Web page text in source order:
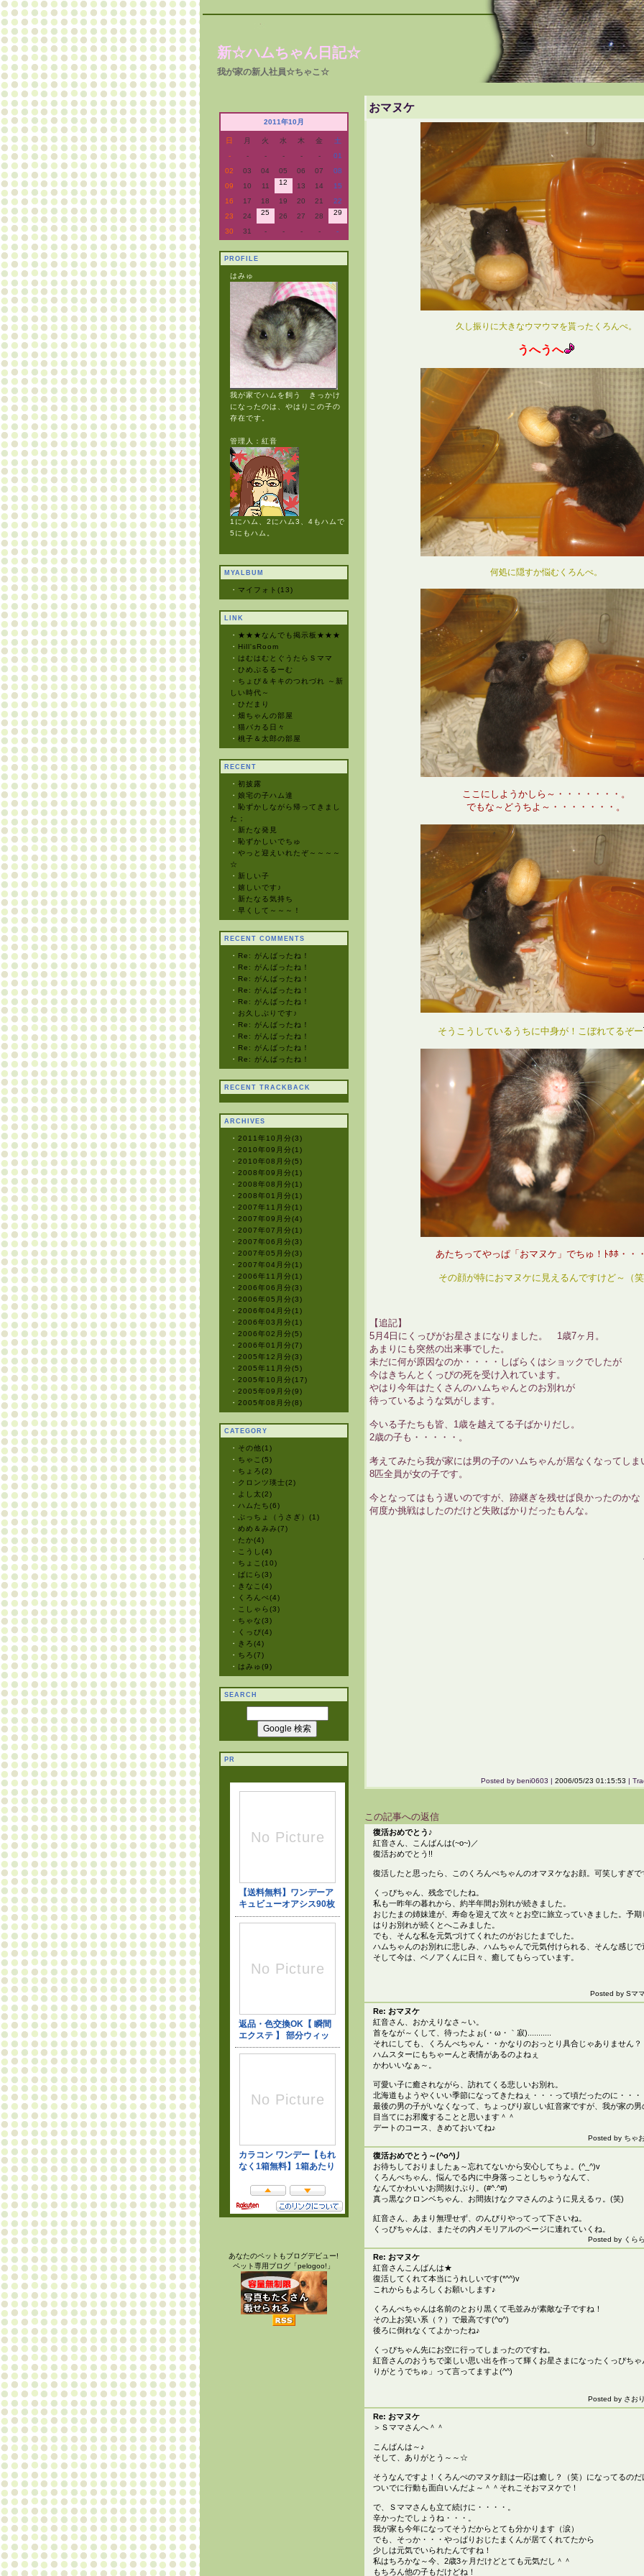
新☆ハムちゃん日記☆
我が家の新人社員☆ちゃこ☆
2011年10月
日 月 火 水 木 金
土
-
- - - - -
01
02
03 04 05 06 07
08
09
10 11 12 13 14
15
16
17 18 19 20 21
22
23
24 25 26 27 28 29
30 31 - - - - -
PROFILE
はみゅ
我が家でハムを飼う きっかけ
になったのは、やはりこの子の
存在です。
管理人：紅音
1にハム、2にハム3、4もハムで
5にもハム。
MYALBUM
・ マイフォト(13)
LINK
・ ★★★なんでも掲示板★★★
・ Hill'sRoom
・ はむはむとぐうたらＳママ
・ ひめぷるるーむ
・ ちょび＆キキのつれづれ ～新
しい時代～
・ ひだまり
・ 畑ちゃんの部屋
・ 猫バカる日々
・ 桃子＆太郎の部屋
RECENT
・ 初披露
・ 娘宅の子ハム達
・ 恥ずかしながら帰ってきまし
た；
・ 新たな発見
・ 恥ずかしいでちゅ
・ やっと迎えいれたぞ～～～～
☆
・ 新しい子
・ 嬉しいです♪
・ 新たなる気持ち
・ 早くして～～～！
RECENT COMMENTS
・ Re: がんばったね！
・ Re: がんばったね！
・ Re: がんばったね！
・ Re: がんばったね！
・ Re: がんばったね！
・ お久しぶりです♪
・ Re: がんばったね！
・ Re: がんばったね！
・ Re: がんばったね！
・ Re: がんばったね！
RECENT TRACKBACK
ARCHIVES
・ 2011年10月分(3)
・ 2010年09月分(1)
・ 2010年08月分(5)
・ 2008年09月分(1)
・ 2008年08月分(1)
・ 2008年01月分(1)
・ 2007年11月分(1)
・ 2007年09月分(4)
・ 2007年07月分(1)
・ 2007年06月分(3)
・ 2007年05月分(3)
・ 2007年04月分(1)
・ 2006年11月分(1)
・ 2006年06月分(3)
・ 2006年05月分(3)
・ 2006年04月分(1)
・ 2006年03月分(1)
・ 2006年02月分(5)
・ 2006年01月分(7)
・ 2005年12月分(3)
・ 2005年11月分(5)
・ 2005年10月分(17)
・ 2005年09月分(9)
・ 2005年08月分(8)
CATEGORY
・ その他(1)
・ ちゃこ(5)
・ ちょろ(2)
・ クロンツ瑛士(2)
・
よし太(2)
・ ハムたち(6)
・
ぶっちょ（うさぎ）(1)
・ めめ＆みみ(7)
・ たか(4)
・
こうし(4)
・ ちょこ(10)
・ ばにら(3)
・
きなこ(4)
・
くろんぺ(4)
・
こしゃら(3)
・ ちゃな(3)
・
くっぴ(4)
・
きろ(4)
・ ちろ(7)
・ はみゅ(9)
SEARCH
PR
あなたのペットもブログデビュー!
ペット専用ブログ「pelogoo!」
おマヌケ
久し振りに大きなウマウマを貰ったくろんぺ。
うへうへ
何処に隠すか悩むくろんぺ。
ここにしようかしら～・・・・・・・。
でもな～どうちよ～・・・・・・・。
そうこうしているうちに中身が！こぼれてるぞー
あたちってやっぱ「おマヌケ」でちゅ！ﾄﾎﾎ・・
その顔が特におマヌケに見えるんですけど～（
【追記】
5月4日にくっぴがお星さまになりました。 1歳7ヶ月。
あまりにも突然の出来事でした。
未だに何が原因なのか・・・・しばらくはショックでしたが
今はきちんとくっぴの死を受け入れています。
やはり今年はたくさんのハムちゃんとのお別れが
待っているような気がします。
今いる子たちも皆、1歳を越えてる子ばかりだし。
2歳の子も・・・・・。
考えてみたら我が家には男の子のハムちゃんが居なくなってしま
8匹全員が女の子です。
今となってはもう遅いのですが、跡継ぎを残せば良かったのかな
何度か挑戦はしたのだけど失敗ばかりだったもんな。
Posted by beni0603 | 2006/05/23 01:15:53 |
この記事への返信
復活おめでとう♪
紅音さん、こんばんは(~o~)／
復活おめでとう!!
復活したと思ったら、このくろんぺちゃんのオマヌケなお顔。可笑しすぎ
くっぴちゃん、残念でしたね。
私も一昨年の暮れから、約半年間お別れが続きました。
おじたまの姉妹達が、寿命を迎えて次々とお空に旅立っていきました。予
はりお別れが続くとへこみました。
でも、そんな私を元気づけてくれたのがおじたまでした。
ハムちゃんのお別れに悲しみ、ハムちゃんで元気付けられる、そんな感じ
そして今は、ベノアくんに日々、癒してもらっています。
Posted by Sマ
Re: おマヌケ
紅音さん、おかえりなさ～い。
首をなが～くして、待ったよぉ(・ω・｀寂)...........
それにしても、くろんべちゃん・・かなりのおっとり具合じゃありません？
ハムスターにもちゃーんと表情があるのよねぇ
かわいいなぁ～。
可愛い子に癒されながら、訪れてくる悲しいお別れ。
北海道もようやくいい季節になってきたねぇ・・・って頃だったのに・・・
最後の男の子がいなくなって、ちょっぴり寂しい紅音家ですが、我が家の
目当てにお邪魔することと思います＾＾
デートのコース、きめておいてね♪
Posted by ちゃ
復活おめでとう～(^o^)丿
お待ちしておりましたぁ～忘れてないから安心してちょ。(^_^)v
くろんべちゃん、悩んでる内に中身落っことしちゃうなんて、
なんてかわいいお間抜けぶり。(#^.^#)
真っ黒なクロンベちゃん、お間抜けなクマさんのように見えるヮ。(笑)
紅音さん、あまり無理せず、のんびりやってって下さいね。
くっぴちゃんは、またその内メモリアルのページに連れていくね。
Posted by くら
Re: おマヌケ
紅音さんこんばんは★
復活してくれて本当にうれしいです(*^^)v
これからもよろしくお願いします♪
くろんぺちゃんは名前のとおり黒くて毛並みが素敵な子ですね！
その上お笑い系（？）で最高です(^o^)
後ろに倒れなくてよかったね♪
くっぴちゃん先にお空に行ってしまったのですね。
紅音さんのおうちで楽しい思い出を作って輝くお星さまになったくっぴち
りがとうでちゅ」って言ってますよ(^^)
Posted by さお
Re: おマヌケ
＞Ｓママさんへ＾＾
こんばんは～♪
そして、ありがとう～～☆
そうなんですよ！くろんぺのマヌケ顔は一応は癒し？（笑）になってるの
ついでに行動も面白いんだよ～＾＾それこそおマヌケで！
で、Ｓママさんも立て続けに・・・・。
辛かったでしょうね・・・。
我が家も今年になってそうだからとても分かります（涙）
でも、そっか・・・やっぱりおじたまくんが居てくれてたから
少しは元気でいられたんですね！
私はちろかな～今、2歳3ヶ月だけどとても元気だし＾＾
もちろん他の子もだけどね！